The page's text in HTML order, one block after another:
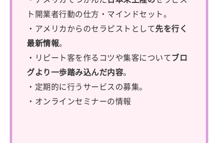
ト開業者行動の仕方・マインドセット。
・アメリカからのセラピストとして先を行く
最新情報。
・リピート客を作るコツや集客についてブロ
グより一歩踏み込んだ内容。
・定期的に行うサービスの募集。
・オンラインセミナーの情報